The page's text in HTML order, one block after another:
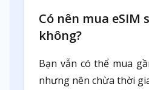
Có nên mua eSIM
không?
Bạn vẫn có thể mua
nhưng nên chừa thời